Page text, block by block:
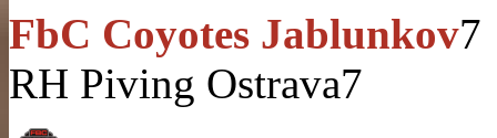
FbC Coyotes Jablunkov7
RH Piving Ostrava7